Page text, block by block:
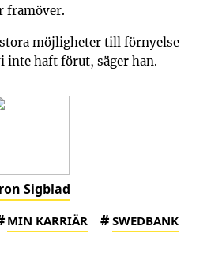
framöver.
möjligheter till förnyelse
inte haft förut, säger han.
Sigblad
MIN KARRIÄR # SWEDBANK